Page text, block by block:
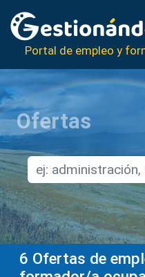
Portal de empleo y
Ofertas
6 Ofertas de